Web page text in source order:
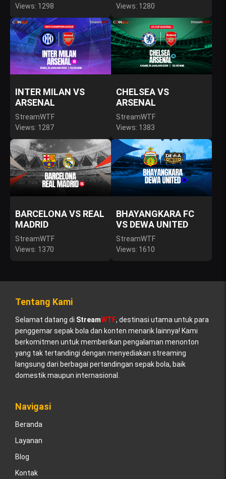
Views: 1298
Views: 1280
INTER MILAN VS
ARSENAL
StreamWTF
Views: 1287
CHELSEA VS
ARSENAL
StreamWTF
Views: 1383
BARCELONA VS REAL
MADRID
StreamWTF
Views: 1370
BHAYANGKARA FC
VS DEWA UNITED
StreamWTF
Views: 1610
Tentang Kami
Selamat datang di StreamWTF, destinasi utama untuk para
penggemar sepak bola dan konten menarik lainnya! Kami
berkomitmen untuk memberikan pengalaman menonton
yang tak tertandingi dengan menyediakan streaming
langsung dari berbagai pertandingan sepak bola, baik
domestik maupun internasional.
Navigasi
Beranda
Layanan
Blog
Kontak